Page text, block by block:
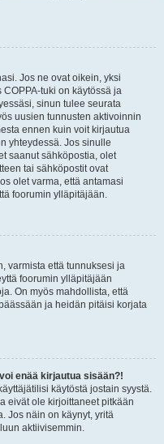
Jos ne ovat oikein, yksi
tuki on käytössä ja
sinun tulee seurata
uusien tunnusten aktivoinnin
ennen kuin voit kirjautua
yhteydessä. Jos sinulle
saanut sähköpostia, olet
tai sähköpostit ovat
olet varma, että antamasi
foorumin ylläpitäjään.
varmista että tunnuksesi ja
foorumin ylläpitäjään
On myös mahdollista, että
ja heidän pitäisi korjata
enää kirjautua sisään?!
käytöstä jostain syystä.
eivät ole kirjoittaneet pitkään
Jos näin on käynyt, yritä
aktiivisemmin.